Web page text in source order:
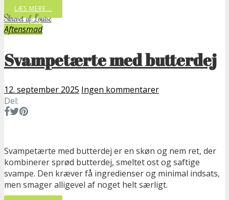
LÆS MERE...
Skrevet af: Louise
Aftensmad
Svampetærte med butterdej
12. september 2025 Ingen kommentarer
Del:
Svampetærte med butterdej er en skøn og nem ret, der
kombinerer sprød butterdej, smeltet ost og saftige
svampe. Den kræver få ingredienser og minimal indsats,
men smager alligevel af noget helt særligt.